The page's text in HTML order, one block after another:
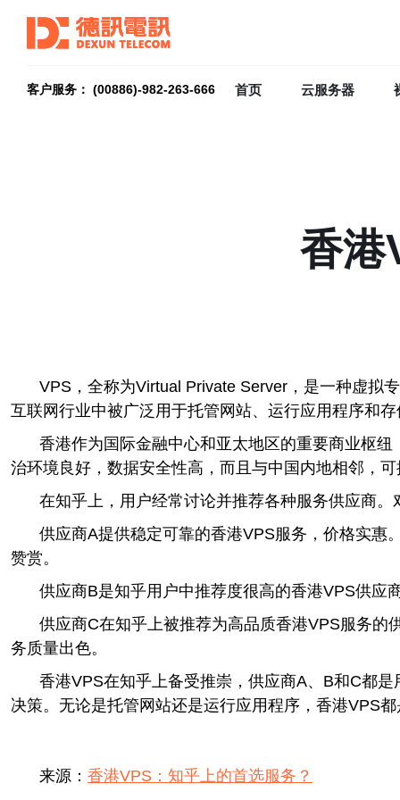
客户服务： (00886)-982-263-666 首页 云服务器
香港
VPS，全称为Virtual Private Server，是一种虚拟
互联网行业中被广泛用于托管网站、运行应用程序和
香港作为国际金融中心和亚太地区的重要商业枢
治环境良好，数据安全性高，而且与中国内地相邻，
在知乎上，用户经常讨论并推荐各种服务供应商
供应商A提供稳定可靠的香港VPS服务，价格实惠
赞赏。
供应商B是知乎用户中推荐度很高的香港VPS供应
供应商C在知乎上被推荐为高品质香港VPS服务的
务质量出色。
香港VPS在知乎上备受推崇，供应商A、B和C都
决策。无论是托管网站还是运行应用程序，香港VPS
来源： 香港VPS：知乎上的首选服务？